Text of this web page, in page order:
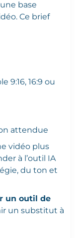
base
Ce brief
9:16, 16:9 ou
attendue
vidéo plus
à l’outil IA
du ton et
un outil de
un substitut à